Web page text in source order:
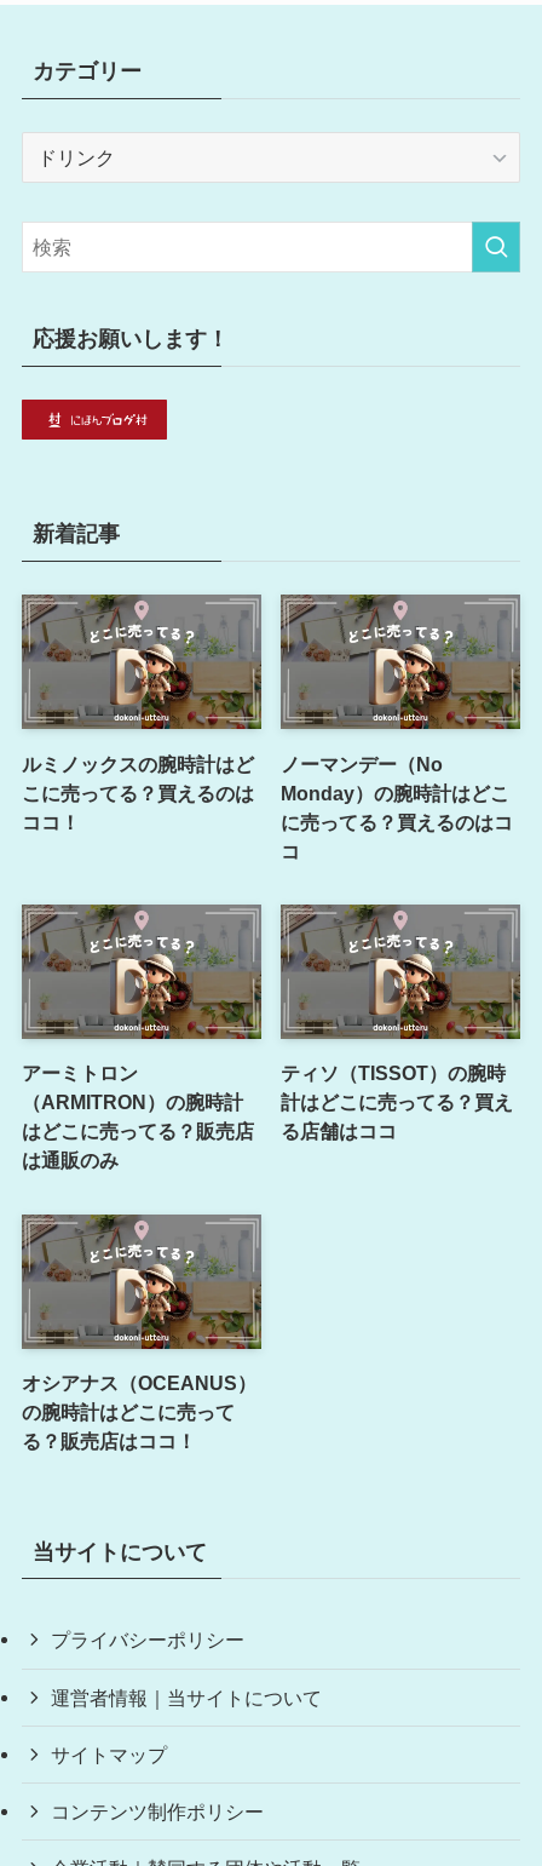
カテゴリー
リ
応援お願いします！
新着記事
ルミノックスの腕時計はど
こに売ってる？買えるのは
ココ！
ノーマンデー（No
Monday）の腕時計はどこ
に売ってる？買えるのはコ
コ
アーミトロン
（ARMITRON）の腕時計
はどこに売ってる？販売店
は通販のみ
ティソ（TISSOT）の腕時
計はどこに売ってる？買え
る店舗はココ
オシアナス（OCEANUS）
の腕時計はどこに売って
る？販売店はココ！
当サイトについて
プライバシーポリシー
運営者情報｜当サイトについて
サイトマップ
コンテンツ制作ポリシー